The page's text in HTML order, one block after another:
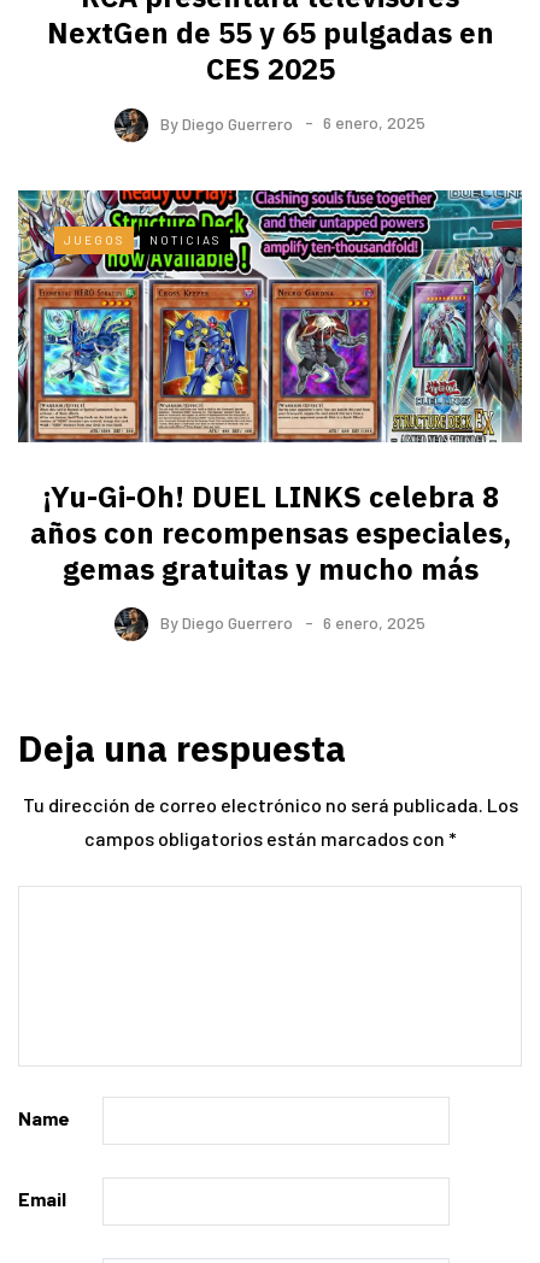
NextGen de 55 y 65 pulgadas en
CES 2025
ByDiego Guerrero 6 enero, 2025
JUEGOS NOTICIAS
¡Yu-Gi-Oh! DUEL LINKS celebra 8
años con recompensas especiales,
gemas gratuitas y mucho más
ByDiego Guerrero 6 enero, 2025
Deja una respuesta
Tu dirección de correo electrónico no será publicada. Los
campos obligatorios están marcados con *
Name
Email